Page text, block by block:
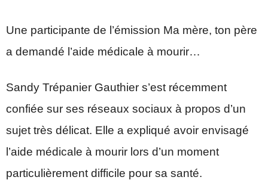
Une participante de l’émission Ma mère, ton père
a demandé l’aide médicale à mourir…
Sandy Trépanier Gauthier s’est récemment
confiée sur ses réseaux sociaux à propos d’un
sujet très délicat. Elle a expliqué avoir envisagé
l’aide médicale à mourir lors d’un moment
particulièrement difficile pour sa santé.